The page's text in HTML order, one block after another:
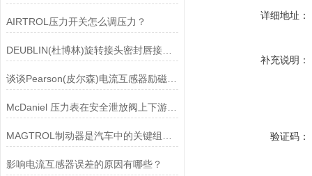
AIRTROL压力开关怎么调压力？
DEUBLIN(杜博林)旋转接头密封唇接觖宽度和负载
谈谈Pearson(皮尔森)电流互感器励磁特性试验的目的
McDaniel 压力表在安全泄放阀上下游压力监测中的应用
影响电流互感器误差的原因有哪些？
详细地址：
补充说明：
验证码：